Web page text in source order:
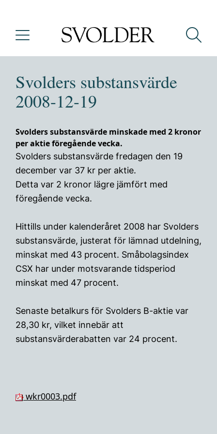
Svolders substansvärde
2008-12-19
Svolders substansvärde minskade med 2 kronor
per aktie föregående vecka.
Svolders substansvärde fredagen den 19
december var 37 kr per aktie.
Detta var 2 kronor lägre jämfört med
föregående vecka.
Hittills under kalenderåret 2008 har Svolders
substansvärde, justerat för lämnad utdelning,
minskat med 43 procent. Småbolagsindex
CSX har under motsvarande tidsperiod
minskat med 47 procent.
Senaste betalkurs för Svolders B-aktie var
28,30 kr, vilket innebär att
substansvärderabatten var 24 procent.
wkr0003.pdf